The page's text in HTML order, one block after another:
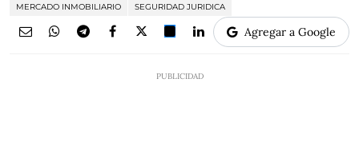
MERCADO INMOBILIARIO
SEGURIDAD JURIDICA
Agregar a Google